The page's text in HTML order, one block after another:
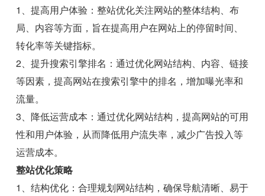
1、提高用户体验：整站优化关注网站的整体结构、布
局、内容等方面，旨在提高用户在网站上的停留时间、
转化率等关键指标。
2、提升搜索引擎排名：通过优化网站结构、内容、链接
等因素，提高网站在搜索引擎中的排名，增加曝光率和
流量。
3、降低运营成本：通过优化网站结构，提高网站的可用
性和用户体验，从而降低用户流失率，减少广告投入等
运营成本。
整站优化策略
1、结构优化：合理规划网站结构，确保导航清晰、易于